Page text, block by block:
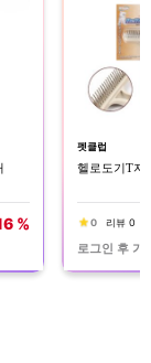
%
펫클럽
헬로도기T자
0 리뷰 0
로그인 후 가